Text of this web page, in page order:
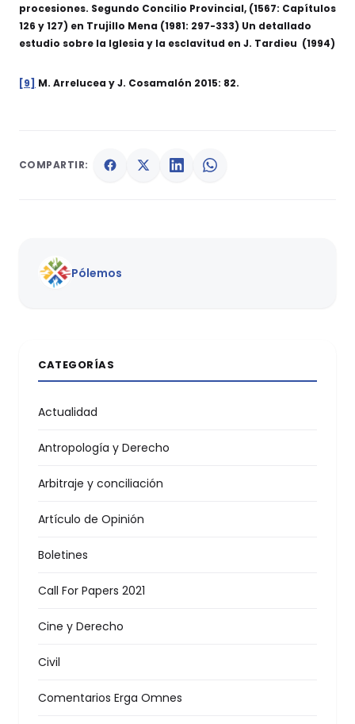
procesiones. Segundo Concilio Provincial, (1567: Capítulos
126 y 127) en Trujillo Mena (1981: 297-333) Un detallado
estudio sobre la Iglesia y la esclavitud en J. Tardieu (1994)
[9] M. Arrelucea y J. Cosamalón 2015: 82.
COMPARTIR:
Pólemos
CATEGORÍAS
Actualidad
Antropología y Derecho
Arbitraje y conciliación
Artículo de Opinión
Boletines
Call For Papers 2021
Cine y Derecho
Civil
Comentarios Erga Omnes